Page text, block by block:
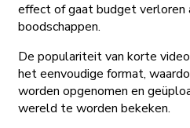
effect of gaat budget verloren
boodschappen.
De populariteit van korte
het eenvoudige format,
worden opgenomen en
wereld te worden bekeken.